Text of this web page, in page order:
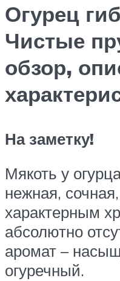
Огурец
Чистые
обзор,
На заметку!
Мякоть у
нежная,
характерным
абсолютно
аромат –
огуречный.